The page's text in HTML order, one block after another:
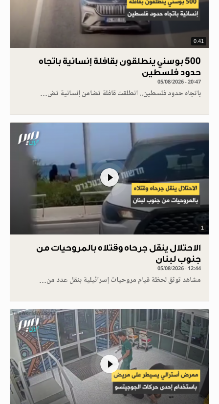
0.41
500 بوسني ينطلقون بقافلة إنسانية باتجاه
حدود فلسطين
05/08/2026 - 20:47
باتجاه حدود فلسطين.. انطلقت قافلة تضامن إنسانية تض…
1
الاحتلال ينقل جرحاه وقتلاه بالمروحيات من
جنوب لبنان
05/08/2026 - 12:44
مشاهد توثق لحظة قيام مروحيات إسرائيلية بنقل عدد من…